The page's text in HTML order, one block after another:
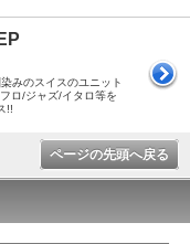
みのスイスのユニット
ロ/ジャズ/イタロ等を
!!
ページの先頭へ戻る